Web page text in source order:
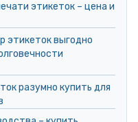
этикеток – цена и
этикеток выгодно
разумно купить для